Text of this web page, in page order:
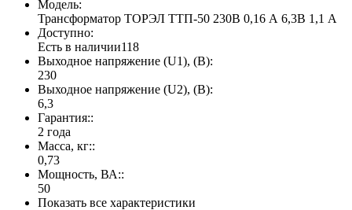
Модель:
Трансформатор ТОРЭЛ ТТП-50 230В 0,16 А 6,3В 1,1 А
Доступно:
Есть в наличии118
Выходное напряжение (U1), (В):
230
Выходное напряжение (U2), (В):
6,3
Гарантия::
2 года
Масса, кг::
0,73
Мощность, ВА::
50
Показать все характеристики